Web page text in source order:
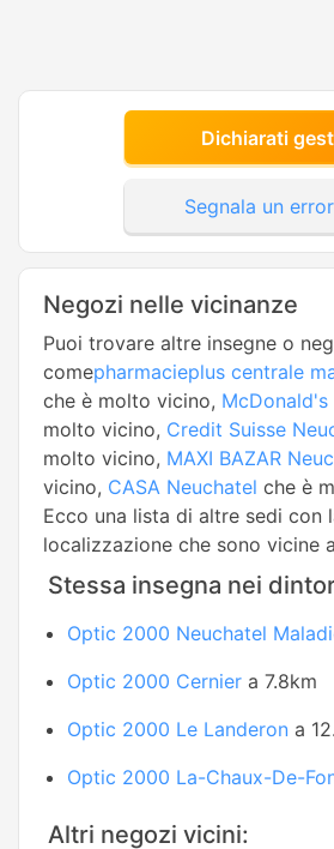
Dichiarati
Segnala un
Negozi nelle vicinanze
Puoi trovare altre insegne o
comepharmacieplus centrale
che è molto vicino, McDonald's
molto vicino, Credit Suisse
molto vicino, MAXI BAZAR
vicino, CASA Neuchatel che è
Ecco una lista di altre sedi con
localizzazione che sono vicine
Stessa insegna nei
Optic 2000 Neuchatel
Optic 2000 Cernier a 7.8km
Optic 2000 Le Landeron a
Optic 2000 La-Chaux-De-
Altri negozi vicini: